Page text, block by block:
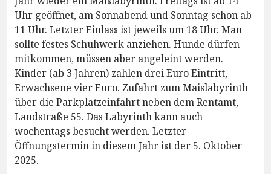
Uhr geöffnet, am Sonnabend und Sonntag schon ab
11 Uhr. Letzter Einlass ist jeweils um 18 Uhr. Man
sollte festes Schuhwerk anziehen. Hunde dürfen
mitkommen, müssen aber angeleint werden.
Kinder (ab 3 Jahren) zahlen drei Euro Eintritt,
Erwachsene vier Euro. Zufahrt zum Maislabyrinth
über die Parkplatzeinfahrt neben dem Rentamt,
Landstraße 55. Das Labyrinth kann auch
wochentags besucht werden. Letzter
Öffnungstermin in diesem Jahr ist der 5. Oktober
2025.